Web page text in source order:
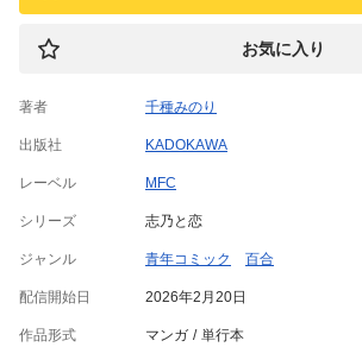
お気に入り
著者 千種みのり
出版社 KADOKAWA
レーベル MFC
シリーズ 志乃と恋
ジャンル 青年コミック 百合
配信開始日 2026年2月20日
作品形式 マンガ 単行本